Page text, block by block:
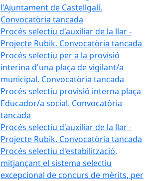
l'Ajuntament de Castellgalí.
Convocatòria tancada
Procés selectiu d'auxiliar de la llar -
Projecte Rubik. Convocatòria tancada
Procés selectiu per a la provisió
interina d'una plaça de vigilant/a
municipal. Convocatòria tancada
Procés selectiu provisió interna plaça
Educador/a social. Convocatòria
tancada
Procés selectiu d'auxiliar de la llar -
Projecte Rubik. Convocatòria tancada
Procés selectiu d'estabilització,
mitjançant el sistema selectiu
excepcional de concurs de mèrits, per